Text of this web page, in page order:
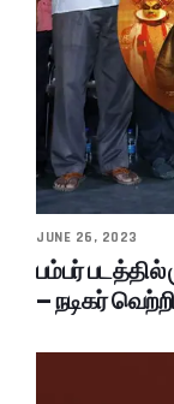
JUNE 26, 2023
பம்பர்
– நடிகர் வெற்றி